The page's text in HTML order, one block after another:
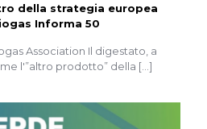
della strategia europea
Informa 50
Association Il digestato, a
l'”altro prodotto” della […]